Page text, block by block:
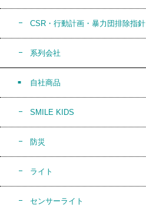
CSR・行動計画・暴力団排除指針
系列会社
自社商品
SMILE KIDS
防災
ライト
センサーライト